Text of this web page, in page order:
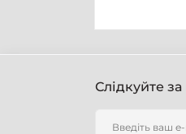
Слідкуйте